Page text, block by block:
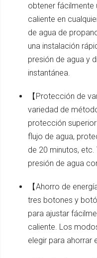
obtener fácilmente
caliente en
de agua de
una instalación
presión de agua y
instantánea.
【Protección de
variedad de
protección
flujo de agua,
de 20 minutos, etc.
presión de agua
【Ahorro de
tres botones y
para ajustar
caliente. Los
elegir para ahorrar